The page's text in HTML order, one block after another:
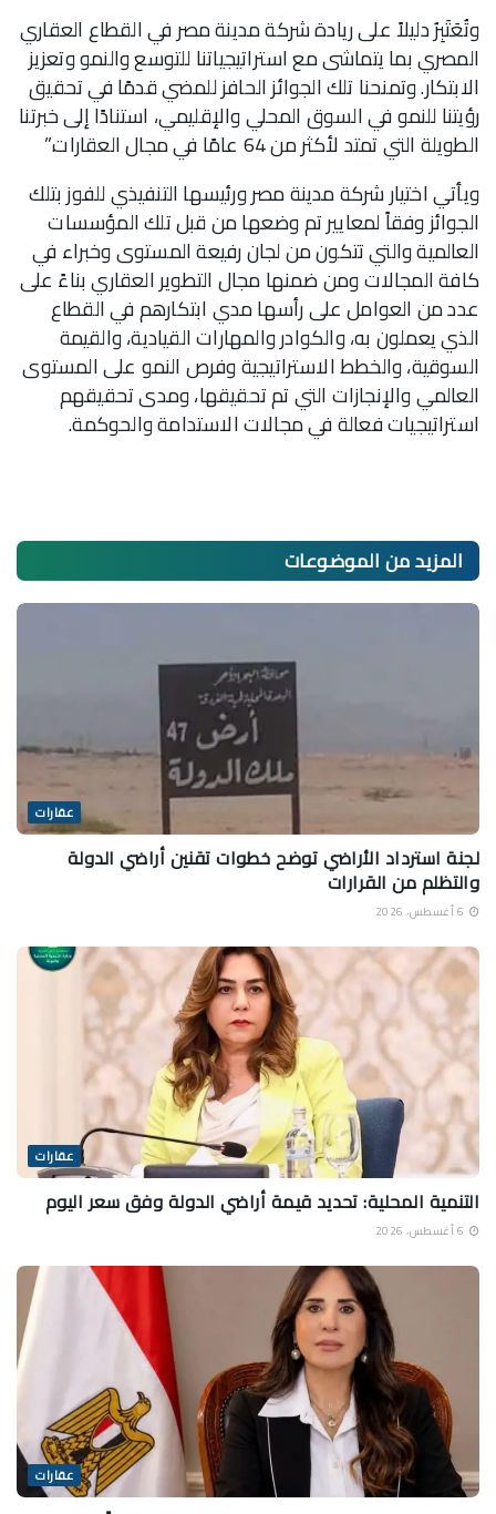
وتُعَتَبِرُ دليلاً على ريادة شركة مدينة مصر في القطاع العقاري
المصري بما يتماشى مع استراتيجياتنا للتوسع والنمو وتعزيز
الابتكار. وتمنحنا تلك الجوائز الحافز للمضي قدمًا في تحقيق
رؤيتنا للنمو في السوق المحلي والإقليمي، استنادًا إلى خبرتنا
الطويلة التي تمتد لأكثر من 64 عامًا في مجال العقارات.”
ويأتي اختيار شركة مدينة مصر ورئيسها التنفيذي للفوز بتلك
الجوائز وفقاً لمعايير تم وضعها من قبل تلك المؤسسات
العالمية والتي تتكون من لجان رفيعة المستوى وخبراء في
كافة المجالات ومن ضمنها مجال التطوير العقاري بناءً على
عدد من العوامل على رأسها مدي ابتكارهم في القطاع
الذي يعملون به، والكوادر والمهارات القيادية، والقيمة
السوقية، والخطط الاستراتيجية وفرص النمو على المستوى
العالمي والإنجازات التي تم تحقيقها، ومدى تحقيقهم
استراتيجيات فعالة في مجالات الاستدامة والحوكمة.
المزيد منالموضوعات
عقارات
لجنة استرداد الأراضي توضح خطوات تقنين أراضي الدولة
والتظلم من القرارات
عقارات
التنمية المحلية: تحديد قيمة أراضي الدولة وفق سعر اليوم
عقارات